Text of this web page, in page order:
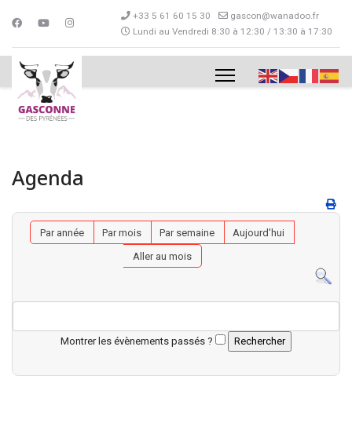
+33 5 61 60 15 30
gascon@wanadoo.fr
Lundi au Vendredi 8:30 à 12:30 / 13:30 à 17:30
Agenda
Par année Par mois Par semaine
Aujourd'hui
Aller au mois
Montrer les évènements passés ?